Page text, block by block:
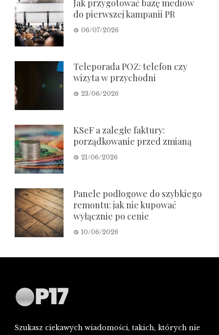
Jak przygotować bazę mediów
do pierwszej kampanii PR
06/07/2026
Teleporada POZ: telefon czy
wizyta w przychodni
23/06/2026
KSeF a zaległe faktury:
porządkowanie przed zmianą
21/06/2026
Panele podłogowe do szybkiego
remontu: jak nie kupować
wyłącznie po cenie
10/06/2026
Szukasz ciekawych wiadomości, takich, których nie